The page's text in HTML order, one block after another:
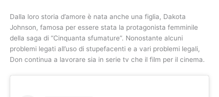
Dalla loro storia d’amore è nata anche una figlia, Dakota
Johnson, famosa per essere stata la protagonista femminile
della saga di “Cinquanta sfumature”. Nonostante alcuni
problemi legati all’uso di stupefacenti e a vari problemi legali,
Don continua a lavorare sia in serie tv che il film per il cinema.